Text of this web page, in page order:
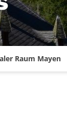
Raum Mayen